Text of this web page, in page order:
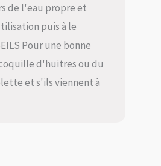
de l'eau propre et
puis à le
Pour une bonne
d'huitres ou du
et s'ils viennent à